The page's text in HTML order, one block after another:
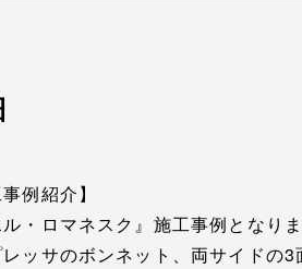
事例紹介】
ル・ロマネスク』施工事例となりま
ッサのボンネット、両サイドの3